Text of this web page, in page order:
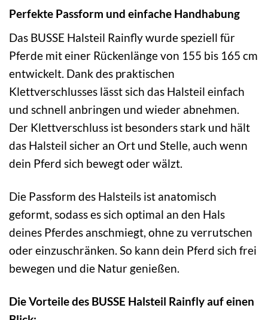
Perfekte Passform und einfache Handhabung
Das BUSSE Halsteil Rainfly wurde speziell für
Pferde mit einer Rückenlänge von 155 bis 165 cm
entwickelt. Dank des praktischen
Klettverschlusses lässt sich das Halsteil einfach
und schnell anbringen und wieder abnehmen.
Der Klettverschluss ist besonders stark und hält
das Halsteil sicher an Ort und Stelle, auch wenn
dein Pferd sich bewegt oder wälzt.
Die Passform des Halsteils ist anatomisch
geformt, sodass es sich optimal an den Hals
deines Pferdes anschmiegt, ohne zu verrutschen
oder einzuschränken. So kann dein Pferd sich frei
bewegen und die Natur genießen.
Die Vorteile des BUSSE Halsteil Rainfly auf einen